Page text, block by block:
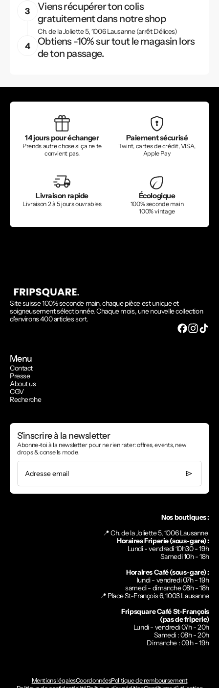
Viens récupérer ton colis
gratuitement dans notre shop
Ch. de la Joliette 5, 1006 Lausanne (arrêt Délices)
Obtiens -10% sur tout le magasin lors
de ton passage.
14 jours pour échanger
Prends autre chose si ça ne te
convient pas.
Paiement sécurisé
Twint, cartes de crédit, VISA,
Apple Pay
Livraison rapide
Livraison 2 à 5 jours ouvrables
Écologique
100% seconde main
100% vintage
Site suisse 100% seconde main, chaque pièce est unique et
soigneusement sélectionnée. Chaque mois, une nouvelle collection
d'environs 400 articles sort.
Menu
Contact
Presse
About us
CGV
Recherche
S'inscrire à la newsletter
Abonne-toi à la newsletter pour ne rien rater: offres, events, new
drops & conseils mode.
Adresse email
Nos boutiques :
📍 Ch. de la Joliette 5, 1006 Lausanne
Horaires Friperie (sous-gare) :
Lundi - vendredi 10h30 - 19h
Samedi 10h - 18h
Horaires Café (sous-gare) :
lundi - vendredi 07h - 19h
samedi - dimanche 08h - 18h
📍 Place St-François 6, 1003 Lausanne
Fripsquare Café St-François
(pas de friperie)
Lundi - vendredi 07h - 20h
Samedi : 08h - 20h
Dimanche : 09h - 19h
Mentions légalesCoordonnéesPolitique de remboursement